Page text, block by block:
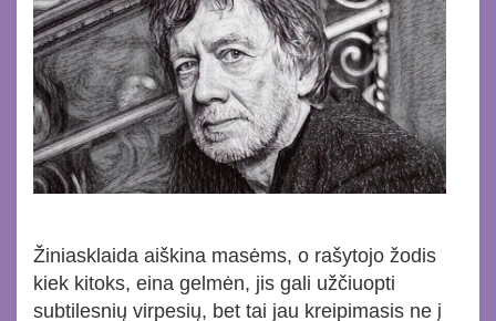
Žiniasklaida aiškina masėms, o rašytojo žodis
kiek kitoks, eina gelmėn, jis gali užčiuopti
subtilesnių virpesių, bet tai jau kreipimasis ne į